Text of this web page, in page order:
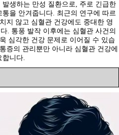
생하는 만성 질환으로, 주로 긴급한
을 안겨줍니다. 최근의 연구에 따르
지 않고 심혈관 건강에도 중대한 영
. 통풍 발작 이후에는 심혈관 사건의
심각한 건강 문제로 이어질 수 있습
증의 관리뿐만 아니라 심혈관 건강에
합니다.